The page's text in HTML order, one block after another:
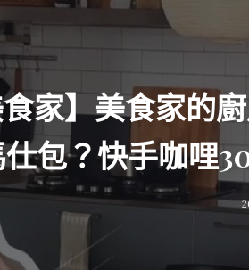
家】美食家的
包？快手咖哩